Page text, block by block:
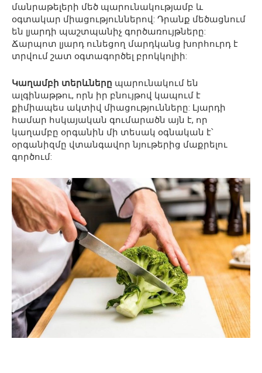
մանրաթելերի մեծ պարունակությամբ և
օգտակար միացություններով: Դրանք մեծացնում
են լյարդի պաշտպանիչ գործառույթները:
Ճարպոտ լյարդ ունեցող մարդկանց խորհուրդ է
տրվում շատ օգտագործել բրոկկոլիի:
Կաղամբի տերևները պարունակում են
ալգինաթթու, որն իր բնույթով կապում է
քիմիապես ակտիվ միացությունները: Լյարդի
համար հսկայական գումարածն այն է, որ
կաղամբը օրգանին մի տեսակ օգնական է՝
օրգանիզմը վտանգավոր նյութերից մաքրելու
գործում: